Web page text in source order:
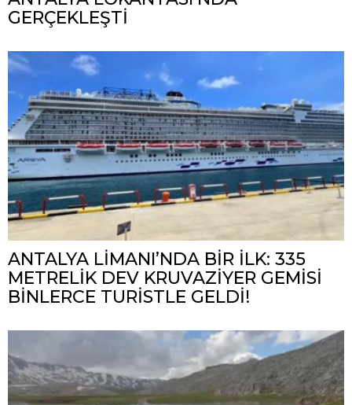
GERÇEKLEŞTİ
ANTALYA LİMANI’NDA BİR İLK: 335
METRELİK DEV KRUVAZİYER GEMİSİ
BİNLERCE TURİSTLE GELDİ!